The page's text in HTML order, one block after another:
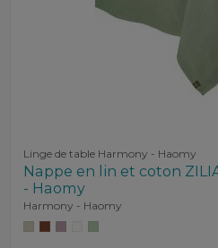
Linge de table Harmony - Haomy
Nappe en lin et coton
- Haomy
Harmony - Haomy